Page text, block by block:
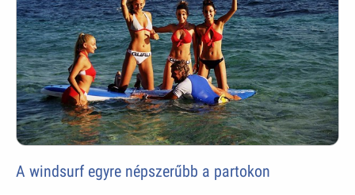
A windsurf egyre népszerűbb a partokon